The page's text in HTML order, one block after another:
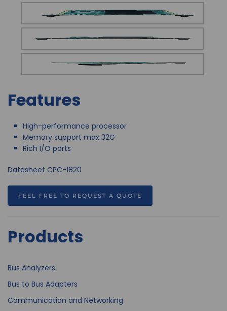
Features
High-performance processor
Memory support max 32G
Rich I/O ports
Datasheet CPC-1820
FEEL FREE TO REQUEST A QUOTE
Products
Bus Analyzers
Bus to Bus Adapters
Communication and Networking